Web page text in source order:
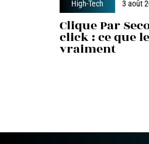
High-Tech 3 août
Clique Par
click : ce que
vraiment